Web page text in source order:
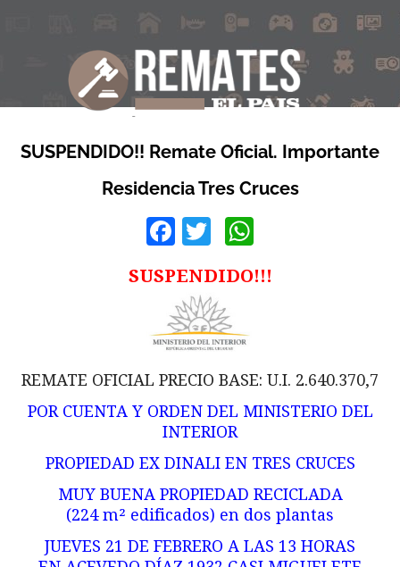
SUSPENDIDO!! Remate Oficial. Importante
Residencia Tres Cruces
Facebook
Twitter
SUSPENDIDO!!!
REMATE OFICIAL PRECIO BASE: U.I. 2.640.370,7
POR CUENTA Y ORDEN DEL MINISTERIO DEL
INTERIOR
PROPIEDAD EX DINALI EN TRES CRUCES
MUY BUENA PROPIEDAD RECICLADA
(224 m² edificados) en dos plantas
JUEVES 21 DE FEBRERO A LAS 13 HORAS